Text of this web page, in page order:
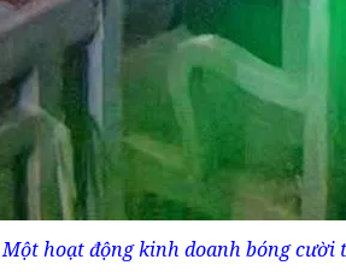
Một hoạt động kinh doanh bóng cười